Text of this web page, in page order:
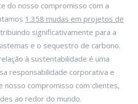
do nosso compromisso com a
1.358 mudas em projetos de
significativamente para a
e o sequestro de carbono.
à sustentabilidade é uma
responsabilidade corporativa e
nosso compromisso com clientes,
ao redor do mundo.